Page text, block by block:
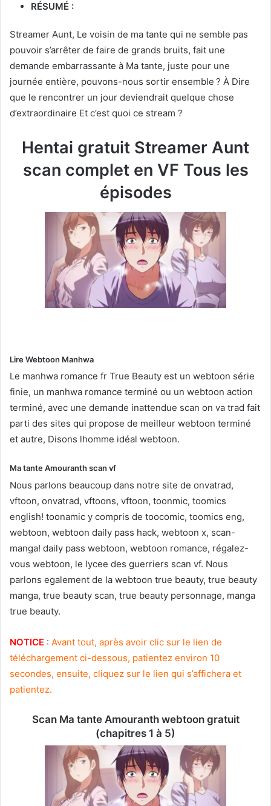
RÉSUMÉ :
Streamer Aunt, Le voisin de ma tante qui ne semble pas
pouvoir s’arrêter de faire de grands bruits, fait une
demande embarrassante à Ma tante, juste pour une
journée entière, pouvons-nous sortir ensemble ? À Dire
que le rencontrer un jour deviendrait quelque chose
d’extraordinaire Et c’est quoi ce stream ?
Hentai gratuit Streamer Aunt
scan complet en VF Tous les
épisodes
Lire Webtoon Manhwa
Le manhwa romance fr True Beauty est un webtoon série
finie, un manhwa romance terminé ou un webtoon action
terminé, avec une demande inattendue scan on va trad fait
parti des sites qui propose de meilleur webtoon terminé
et autre, Disons lhomme idéal webtoon.
Ma tante Amouranth scan vf
Nous parlons beaucoup dans notre site de onvatrad,
vftoon, onvatrad, vftoons, vftoon, toonmic, toomics
english! toonamic y compris de toocomic, toomics eng,
webtoon, webtoon daily pass hack, webtoon x, scan-
manga! daily pass webtoon, webtoon romance, régalez-
vous webtoon, le lycee des guerriers scan vf. Nous
parlons egalement de la webtoon true beauty, true beauty
manga, true beauty scan, true beauty personnage, manga
true beauty.
NOTICE : Avant tout, après avoir clic sur le lien de
téléchargement ci-dessous, patientez environ 10
secondes, ensuite, cliquez sur le lien qui s’affichera et
patientez.
Scan Ma tante Amouranth webtoon gratuit
(chapitres 1 à 5)